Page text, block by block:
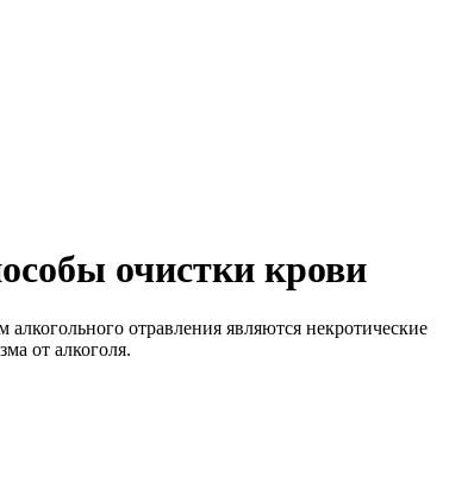
очистки крови
отравления являются некротические
от алкоголя.